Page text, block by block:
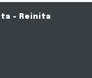
– Reinita